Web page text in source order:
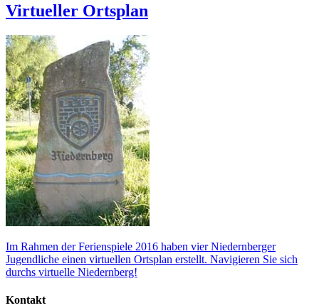
Virtueller Ortsplan
Im Rahmen der Ferienspiele 2016 haben vier Niedernberger
Jugendliche einen virtuellen Ortsplan erstellt. Navigieren Sie sich
durchs virtuelle Niedernberg!
Kontakt